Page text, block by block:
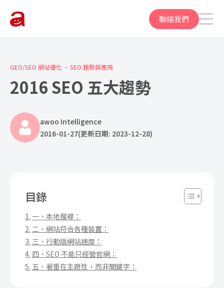
聯絡我們
GEO/SEO 網站優化 SEO 趨勢與應用
2016 SEO 五大趨勢
awoo Intelligence
2016-01-27(更新日期: 2023-12-28)
目錄
一、本地搜尋：
二、網站符合各種裝置：
三、行動版網站速度：
四、SEO 不能只經營官網：
五、著重在主題性，而非關鍵字：